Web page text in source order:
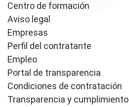
Centro de formación
Aviso legal
Empresas
Perfil del contratante
Empleo
Portal de transparencia
Condiciones de contratación
Transparencia y cumplimiento